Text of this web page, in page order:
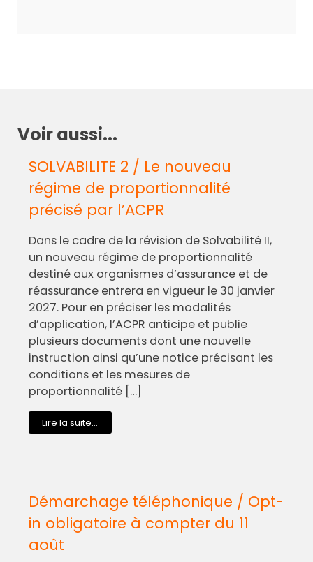
Voir aussi...
SOLVABILITE 2 / Le nouveau
régime de proportionnalité
précisé par l’ACPR
Dans le cadre de la révision de Solvabilité II,
un nouveau régime de proportionnalité
destiné aux organismes d’assurance et de
réassurance entrera en vigueur le 30 janvier
2027. Pour en préciser les modalités
d’application, l’ACPR anticipe et publie
plusieurs documents dont une nouvelle
instruction ainsi qu’une notice précisant les
conditions et les mesures de
proportionnalité […]
Lire la suite...
Démarchage téléphonique / Opt-
in obligatoire à compter du 11
août